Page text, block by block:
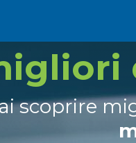
scoprire